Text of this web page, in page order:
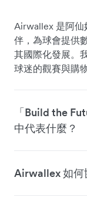
Airwallex 是阿仙
伴，為球會提供
其國際化發展。
球迷的觀賽與購
「Build the
中代表什麼？
Airwallex 如何